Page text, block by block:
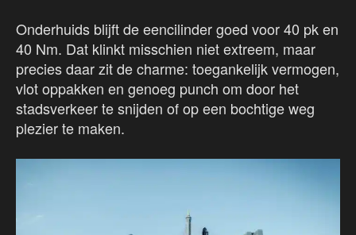
Onderhuids blijft de eencilinder goed voor 40 pk en
40 Nm. Dat klinkt misschien niet extreem, maar
precies daar zit de charme: toegankelijk vermogen,
vlot oppakken en genoeg punch om door het
stadsverkeer te snijden of op een bochtige weg
plezier te maken.